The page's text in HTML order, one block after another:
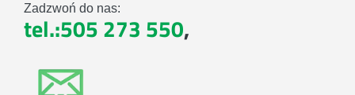
Zadzwoń do nas:
tel.:505 273 550,